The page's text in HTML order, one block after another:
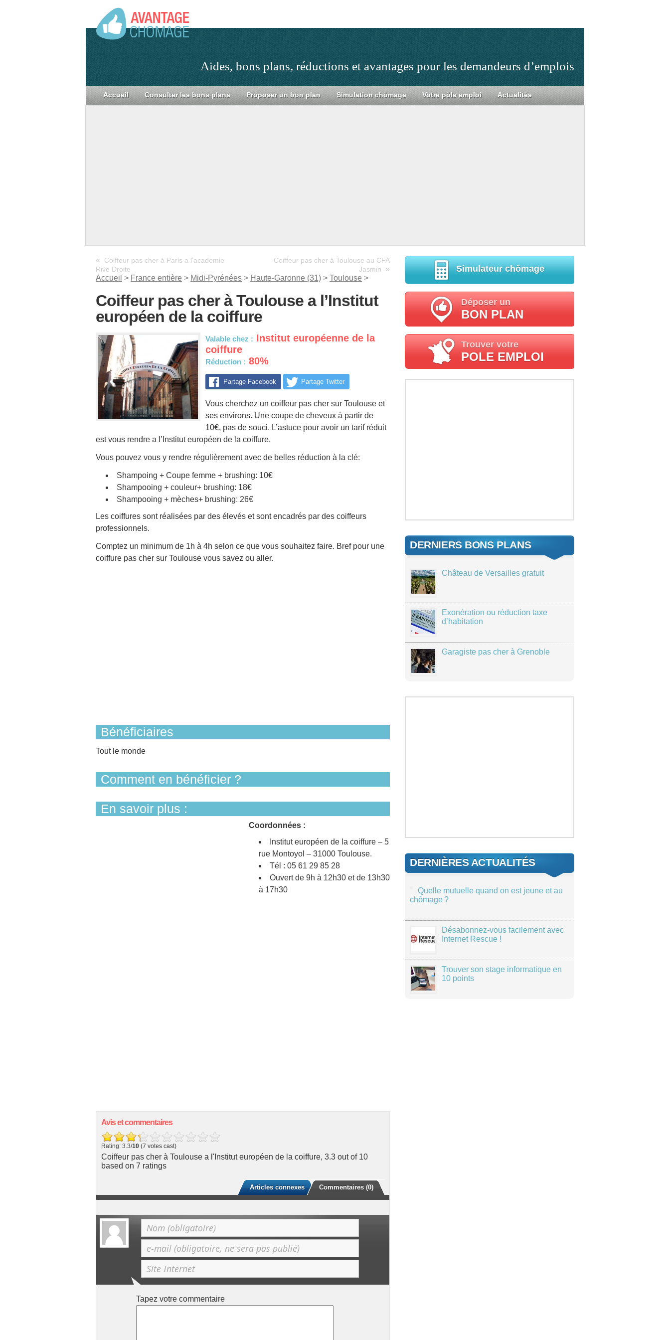
Aides, bons plans, réductions et avantages pour les demandeurs d’emplois
Accueil Consulter les bons plans Proposer un bon plan Simulation chômage Votre pôle emploi Actualités
«
Coiffeur pas cher à Paris a l’academie
Rive Droite
Coiffeur pas cher à Toulouse au CFA
Jasmin
»
Accueil > France entière > Midi-Pyrénées > Haute-Garonne (31) > Toulouse >
Coiffeur pas cher à Toulouse a l’Institut
européen de la coiffure
Valable chez : Institut européenne de la
coiffure
Réduction : 80%
Partage Facebook Partage Twitter
Vous cherchez un coiffeur pas cher sur Toulouse et
ses environs. Une coupe de cheveux à partir de
10€, pas de souci. L’astuce pour avoir un tarif réduit
est vous rendre a l’Institut européen de la coiffure.
Vous pouvez vous y rendre régulièrement avec de belles réduction à la clé:
Shampoing + Coupe femme + brushing: 10€
Shampooing + couleur+ brushing: 18€
Shampooing + mèches+ brushing: 26€
Les coiffures sont réalisées par des élevés et sont encadrés par des coiffeurs
professionnels.
Comptez un minimum de 1h à 4h selon ce que vous souhaitez faire. Bref pour une
coiffure pas cher sur Toulouse vous savez ou aller.
Bénéficiaires
Tout le monde
Comment en bénéficier ?
En savoir plus :
Coordonnées :
Institut européen de la coiffure – 5
rue Montoyol – 31000 Toulouse.
Tél : 05 61 29 85 28
Ouvert de 9h à 12h30 et de 13h30
à 17h30
Avis et commentaires
Rating: 3.3/10 (7 votes cast)
Coiffeur pas cher à Toulouse a l'Institut européen de la coiffure, 3.3 out of 10
based on 7 ratings
Commentaires (0)
Articles connexes
Tapez votre commentaire
Simulateur chômage
Déposer un
BON PLAN
Trouver votre
POLE EMPLOI
DERNIERS BONS PLANS
Château de Versailles gratuit
Exonération ou réduction taxe
d’habitation
Garagiste pas cher à Grenoble
DERNIÈRES ACTUALITÉS
Quelle mutuelle quand on est jeune et au
chômage ?
Désabonnez-vous facilement avec
Internet Rescue !
Trouver son stage informatique en
10 points